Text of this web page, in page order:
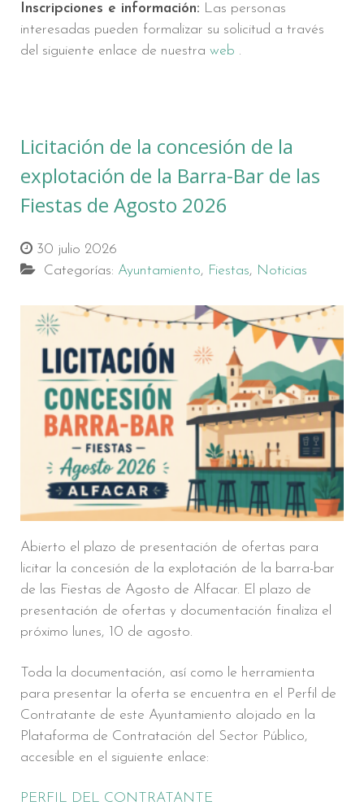
Inscripciones e información: Las personas
interesadas pueden formalizar su solicitud a través
del siguiente enlace de nuestra web .
Licitación de la concesión de la
explotación de la Barra-Bar de las
Fiestas de Agosto 2026
30 julio 2026
Categorías: Ayuntamiento, Fiestas, Noticias
Abierto el plazo de presentación de ofertas para
licitar la concesión de la explotación de la barra-bar
de las Fiestas de Agosto de Alfacar. El plazo de
presentación de ofertas y documentación finaliza el
próximo lunes, 10 de agosto.
Toda la documentación, así como le herramienta
para presentar la oferta se encuentra en el Perfil de
Contratante de este Ayuntamiento alojado en la
Plataforma de Contratación del Sector Público,
accesible en el siguiente enlace:
PERFIL DEL CONTRATANTE